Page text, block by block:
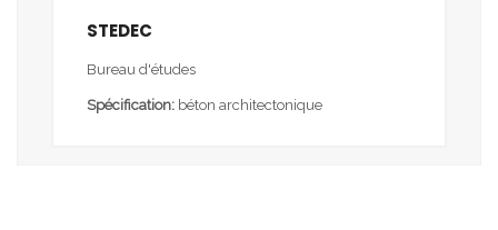
STEDEC
Bureau d'études
Spécification: béton architectonique